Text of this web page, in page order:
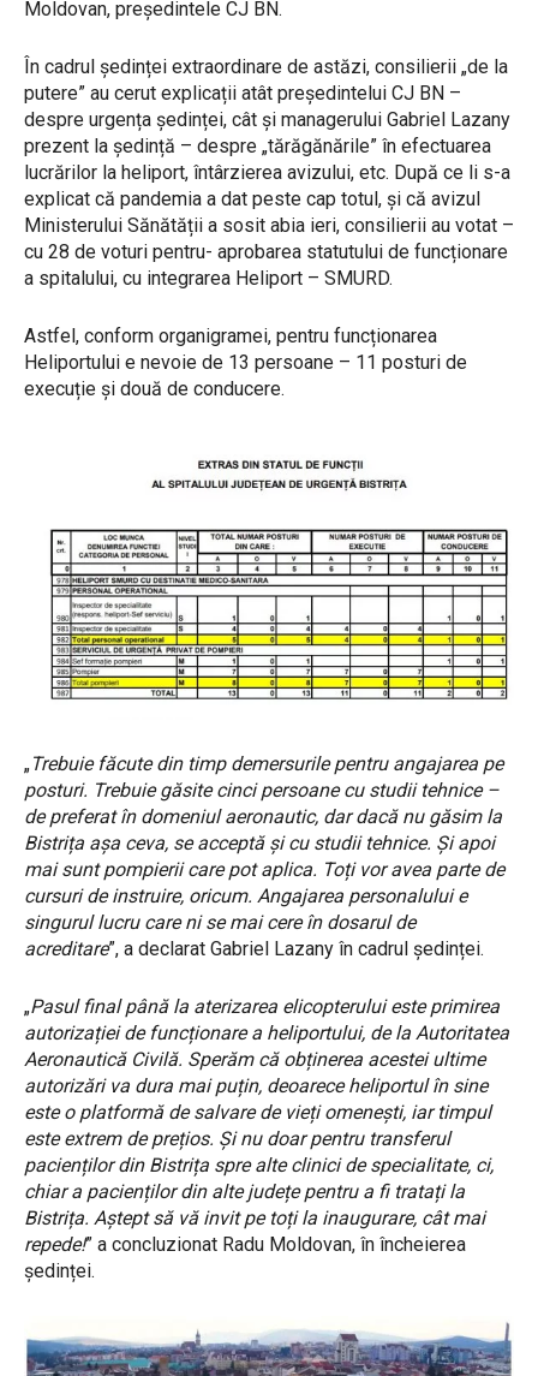
Moldovan, președintele CJ BN.
În cadrul ședinței extraordinare de astăzi, consilierii „de la
putere” au cerut explicații atât președintelui CJ BN –
despre urgența ședinței, cât și managerului Gabriel Lazany
prezent la ședință – despre „tărăgănările” în efectuarea
lucrărilor la heliport, întârzierea avizului, etc. După ce li s-a
explicat că pandemia a dat peste cap totul, și că avizul
Ministerului Sănătății a sosit abia ieri, consilierii au votat –
cu 28 de voturi pentru- aprobarea statutului de funcționare
a spitalului, cu integrarea Heliport – SMURD.
Astfel, conform organigramei, pentru funcționarea
Heliportului e nevoie de 13 persoane – 11 posturi de
execuție și două de conducere.
„Trebuie făcute din timp demersurile pentru angajarea pe
posturi. Trebuie găsite cinci persoane cu studii tehnice –
de preferat în domeniul aeronautic, dar dacă nu găsim la
Bistrița așa ceva, se acceptă și cu studii tehnice. Și apoi
mai sunt pompierii care pot aplica. Toți vor avea parte de
cursuri de instruire, oricum. Angajarea personalului e
singurul lucru care ni se mai cere în dosarul de
acreditare”, a declarat Gabriel Lazany în cadrul ședinței.
„Pasul final până la aterizarea elicopterului este primirea
autorizației de funcționare a heliportului, de la Autoritatea
Aeronautică Civilă. Sperăm că obținerea acestei ultime
autorizări va dura mai puțin, deoarece heliportul în sine
este o platformă de salvare de vieți omenești, iar timpul
este extrem de prețios. Și nu doar pentru transferul
pacienților din Bistrița spre alte clinici de specialitate, ci,
chiar a pacienților din alte județe pentru a fi tratați la
Bistrița. Aștept să vă invit pe toți la inaugurare, cât mai
repede!” a concluzionat Radu Moldovan, în încheierea
ședinței.